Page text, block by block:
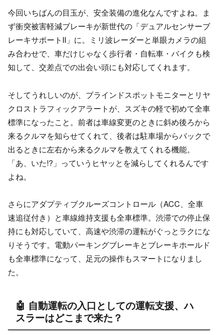
今回いちばんの目玉が、安全装備の進化なんですよね。ま
ず衝突被害軽減ブレーキが新世代の「デュアルセンサーブ
レーキサポートII」に。ミリ波レーダーと単眼カメラの組
み合わせで、車だけじゃなく歩行者・自転車・バイクも検
知して、交差点での出会い頭にも対応してくれます。
そしてうれしいのが、ブラインドスポットモニターとリヤ
クロストラフィックアラートが、スズキの軽で初めて全車
標準になったこと。前者は車線変更のときに斜め後ろから
来るクルマを知らせてくれて、後者は駐車場からバックで
出るときに左右から来るクルマを教えてくれる機能。
「あ、いた!?」っていうヒヤッとを減らしてくれるんです
よね。
さらにアダプティブクルーズコントロール（ACC、全車
速追従付き）と車線維持支援も全車標準。渋滞での停止保
持にも対応していて、高速や渋滞の運転がぐっとラクにな
りそうです。電動パーキングブレーキとブレーキホールド
も全車標準になって、足元の操作もスマートになりまし
た。
🤖 自動運転の入口としての運転支援、ハ
スラーはどこまで来た？